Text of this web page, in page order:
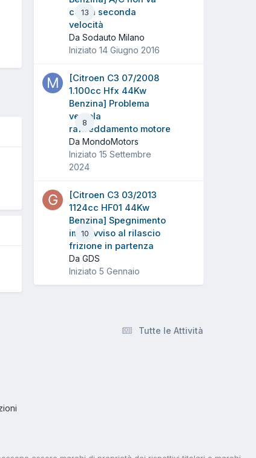
13
con la seconda
velocità
Da Sodauto Milano
Iniziato 14 Giugno 2016
8
[Citroen C3 07/2008
1.100cc Hfx 44Kw
Benzina] Problema
ventola
raffreddamento motore
Da MondoMotors
Iniziato 15 Settembre
2024
10
[Citroen C3 03/2013
1124cc HF01 44Kw
Benzina] Spegnimento
improvviso al rilascio
frizione in partenza
Da GDS
Iniziato 5 Gennaio
Tutte le Attività